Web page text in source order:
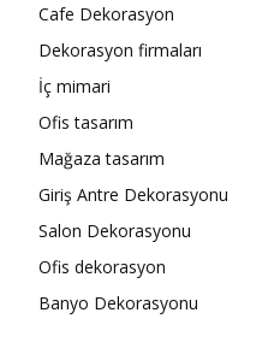
Cafe Dekorasyon
Dekorasyon firmaları
İç mimari
Ofis tasarım
Mağaza tasarım
Giriş Antre Dekorasyonu
Salon Dekorasyonu
Ofis dekorasyon
Banyo Dekorasyonu